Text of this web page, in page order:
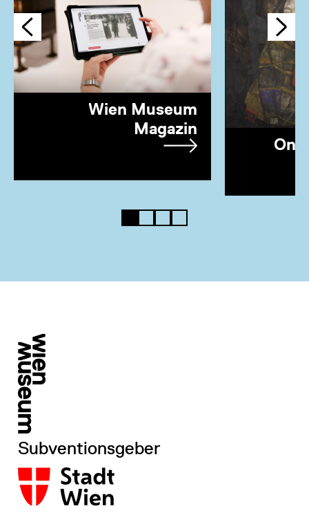
Wien Museum
Magazin
Subventionsgeber